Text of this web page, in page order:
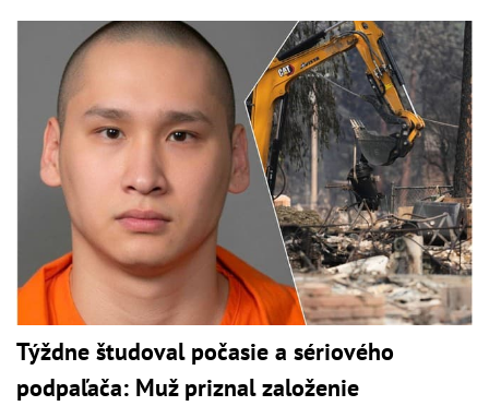
Týždne študoval počasie a sériového
podpaľača: Muž priznal založenie